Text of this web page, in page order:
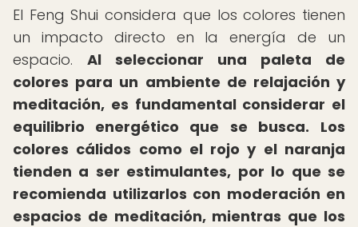
El Feng Shui considera que los colores tienen
un impacto directo en la energía de un
espacio. Al seleccionar una paleta de
colores para un ambiente de relajación y
meditación, es fundamental considerar el
equilibrio energético que se busca.
Los
colores cálidos como el rojo y el naranja
tienden a ser estimulantes, por lo que se
recomienda utilizarlos con moderación en
espacios de meditación, mientras que los